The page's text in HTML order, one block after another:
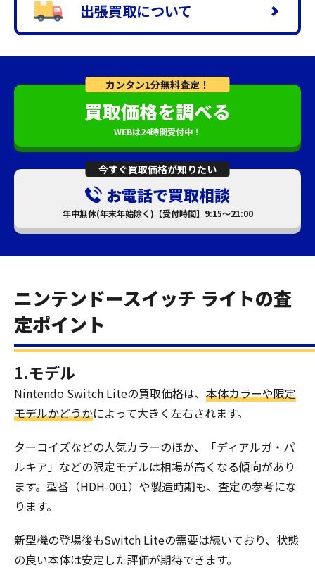
出張買取について
カンタン1分無料査定！
買取価格を調べる
WEBは24時間受付中！
今すぐ買取価格が知りたい
お電話で買取相談
年中無休(年末年始除く)【受付時間】9:15～21:00
ニンテンドースイッチ ライトの査
定ポイント
1.モデル
Nintendo Switch Liteの買取価格は、 本体カラーや限定
モデルかどうかによって大きく左右されます。
ターコイズなどの人気カラーのほか、「ディアルガ・パ
ルキア」などの限定モデルは相場が高くなる傾向があり
ます。型番（HDH-001）や製造時期も、査定の参考にな
ります。
新型機の登場後もSwitch Liteの需要は続いており、状態
の良い本体は安定した評価が期待できます。